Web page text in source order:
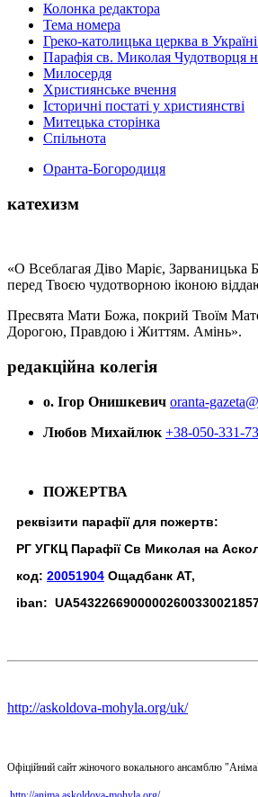
Колонка редактора
Тема номера
Греко-католицька церква в Україні
Парафія св. Миколая Чудотворця
Милосердя
Християнське вчення
Історичні постаті у християнстві
Митецька сторінка
Спільнота
Оранта-Богородиця
катехизм
«О Всеблагая Діво Маріє, Зарваницька
перед Твоєю чудотворною іконою
Пресвята Мати Божа, покрий Твоїм
Дорогою, Правдою і Життям. Амінь».
редакційна колегія
о. Ігор Онишкевич oranta-
Любов Михайлюк +38-050-331-
ПОЖЕРТВА
реквізити парафії для пожертв:
РГ УГКЦ Парафії Св Миколая на
код: 20051904 Ощадбанк АТ,
iban:
http://askoldova-mohyla.org/uk/
Офіційний сайт жіночого вокального ансамблю